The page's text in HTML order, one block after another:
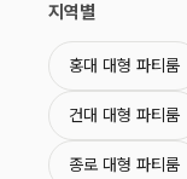
지역별
홍대 대형 파티룸
건대 대형 파티룸
종로 대형 파티룸